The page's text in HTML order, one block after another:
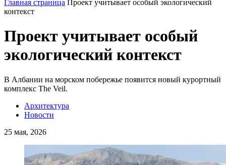
Главная страница Проект учитывает особый экологический
контекст
Проект учитывает особый
экологический контекст
В Албании на морском побережье появится новый курортный
комплекс The Veil.
Архитектура
Новости
25 мая, 2026